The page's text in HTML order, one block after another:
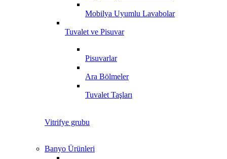
Mobilya Uyumlu Lavabolar
Tuvalet ve Pisuvar
Pisuvarlar
Ara Bölmeler
Tuvalet Taşları
Vitrifye grubu
Banyo Ürünleri